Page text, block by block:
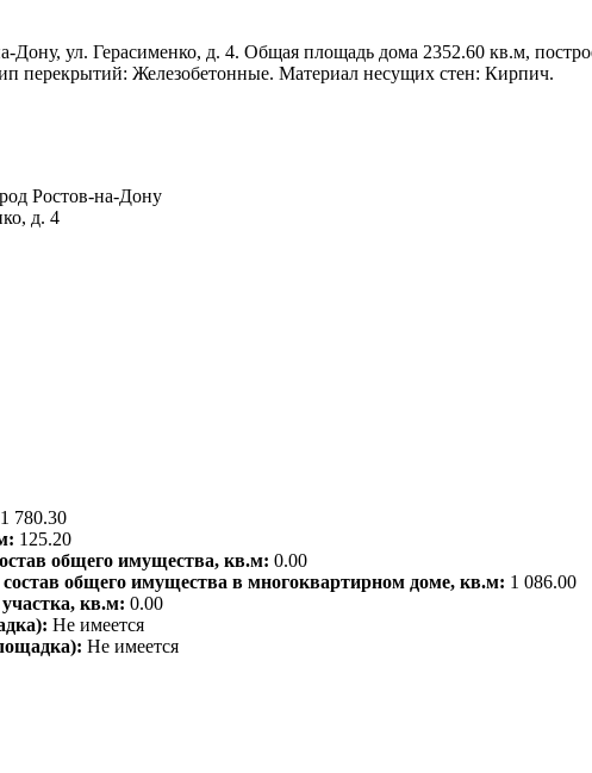
Дону, ул. Герасименко, д. 4. Общая площадь дома 2352.60 кв.м,
перекрытий: Железобетонные. Материал несущих стен: Кирпич.
Ростов-на-Дону
д. 4
1 780.30
125.20
общего имущества, кв.м: 0.00
общего имущества в многоквартирном доме, кв.м: 1 086.00
кв.м: 0.00
Не имеется
Не имеется